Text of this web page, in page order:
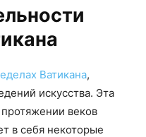
Ватикана,
искусства. Эта
веков
в себя некоторые